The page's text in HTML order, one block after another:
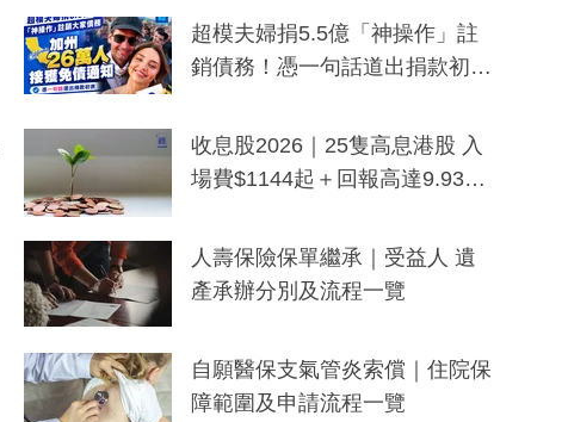
超模夫婦捐5.5億「神操作」註
銷債務！憑一句話道出捐款初
一度被誤當詐騙手段
收息股2026｜25隻高息港股 入
場費$1144起＋回報高達9.93
人壽保險保單繼承｜受益人 遺
產承辦分別及流程一覽
自願醫保支氣管炎索償｜住院保
障範圍及申請流程一覽